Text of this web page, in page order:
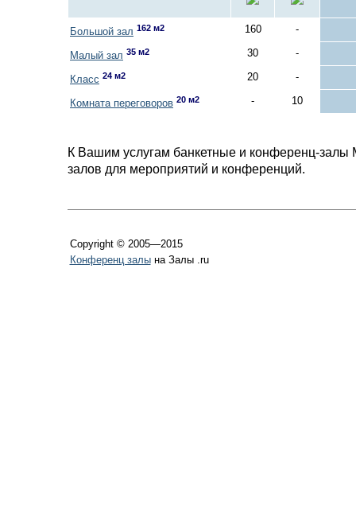
Большой зал 162 м2 160 -
Малый зал 35 м2 30 -
Класс 24 м2 20 -
Комната переговоров 20 м2 - 10
К Вашим услугам банкетные и конференц-залы
залов для мероприятий и конференций.
Copyright © 2005—2015
Конференц залына Залы .ru